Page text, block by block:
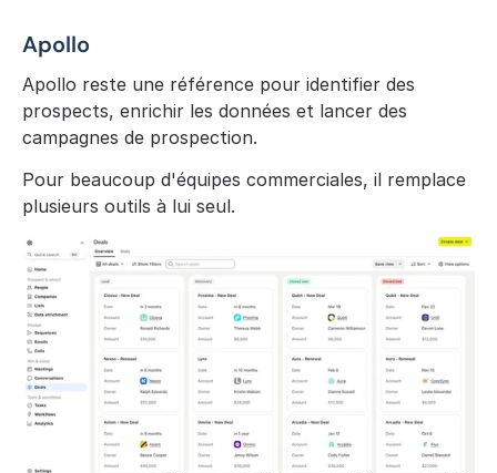
Apollo
Apollo reste une référence pour identifier des
prospects, enrichir les données et lancer des
campagnes de prospection.
Pour beaucoup d'équipes commerciales, il remplace
plusieurs outils à lui seul.